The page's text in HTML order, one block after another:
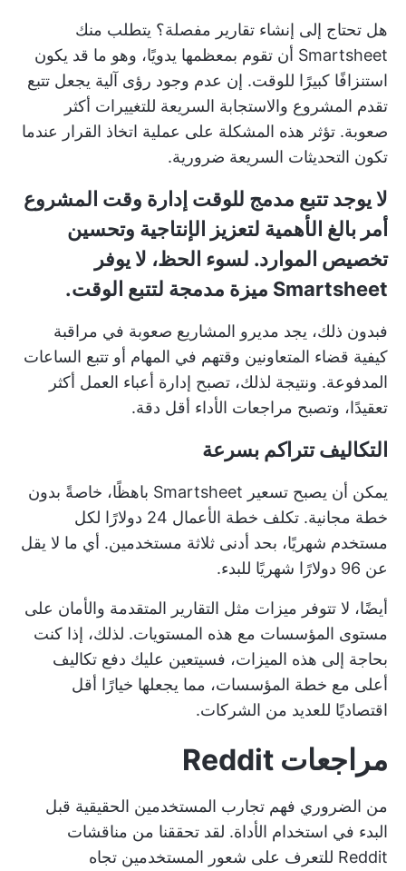
هل تحتاج إلى إنشاء تقارير مفصلة؟ يتطلب منك
Smartsheet أن تقوم بمعظمها يدويًا، وهو ما قد يكون
استنزافًا كبيرًا للوقت. إن عدم وجود رؤى آلية يجعل تتبع
تقدم المشروع والاستجابة السريعة للتغييرات أكثر
صعوبة. تؤثر هذه المشكلة على عملية اتخاذ القرار عندما
تكون التحديثات السريعة ضرورية.
لا يوجد تتبع مدمج للوقت إدارة وقت المشروع
أمر بالغ الأهمية لتعزيز الإنتاجية وتحسين
تخصيص الموارد. لسوء الحظ، لا يوفر
Smartsheet ميزة مدمجة لتتبع الوقت.
فبدون ذلك، يجد مديرو المشاريع صعوبة في مراقبة
كيفية قضاء المتعاونين وقتهم في المهام أو تتبع الساعات
المدفوعة. ونتيجة لذلك، تصبح إدارة أعباء العمل أكثر
تعقيدًا، وتصبح مراجعات الأداء أقل دقة.
التكاليف تتراكم بسرعة
يمكن أن يصبح تسعير Smartsheet باهظًا، خاصةً بدون
خطة مجانية. تكلف خطة الأعمال 24 دولارًا لكل
مستخدم شهريًا، بحد أدنى ثلاثة مستخدمين. أي ما لا يقل
عن 96 دولارًا شهريًا للبدء.
أيضًا، لا تتوفر ميزات مثل التقارير المتقدمة والأمان على
مستوى المؤسسات مع هذه المستويات. لذلك، إذا كنت
بحاجة إلى هذه الميزات، فسيتعين عليك دفع تكاليف
أعلى مع خطة المؤسسات، مما يجعلها خيارًا أقل
اقتصاديًا للعديد من الشركات.
مراجعات Reddit
من الضروري فهم تجارب المستخدمين الحقيقية قبل
البدء في استخدام الأداة. لقد تحققنا من مناقشات
Reddit للتعرف على شعور المستخدمين تجاه